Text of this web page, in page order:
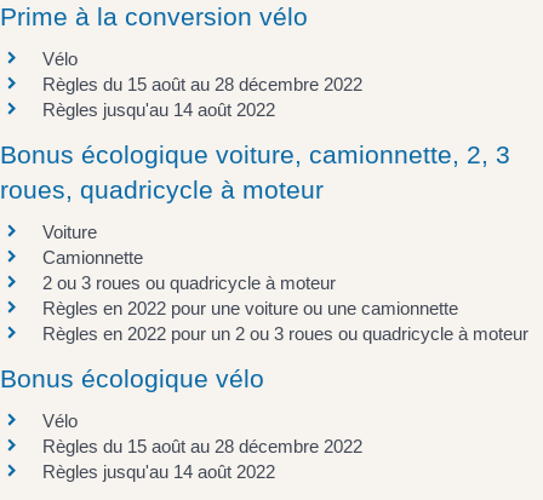
Prime à la conversion vélo
Vélo
Règles du 15 août au 28 décembre 2022
Règles jusqu'au 14 août 2022
Bonus écologique voiture, camionnette, 2, 3
roues, quadricycle à moteur
Voiture
Camionnette
2 ou 3 roues ou quadricycle à moteur
Règles en 2022 pour une voiture ou une camionnette
Règles en 2022 pour un 2 ou 3 roues ou quadricycle à moteur
Bonus écologique vélo
Vélo
Règles du 15 août au 28 décembre 2022
Règles jusqu'au 14 août 2022